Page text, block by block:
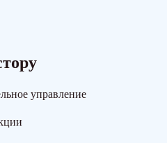
управление